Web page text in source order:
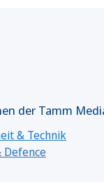
der Tamm
& Technik
Defence